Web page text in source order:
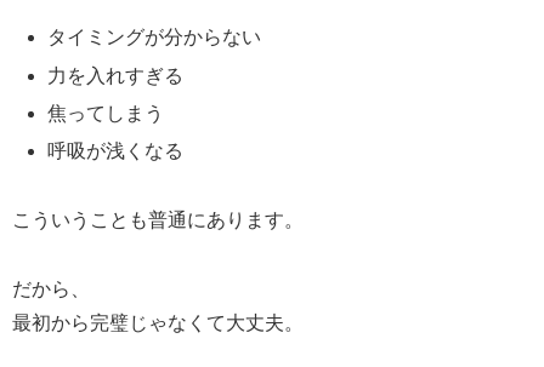
タイミングが分からない
力を入れすぎる
焦ってしまう
呼吸が浅くなる
こういうことも普通にあります。
だから、
最初から完璧じゃなくて大丈夫。